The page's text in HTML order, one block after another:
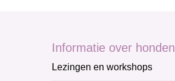
Informatie over honden
Lezingen en workshops